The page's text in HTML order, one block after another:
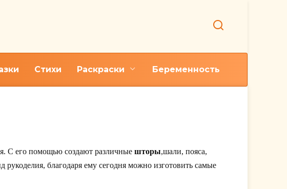
Стихи Раскраски Беременность
С его помощью создают различные шторы,шали, пояса,
благодаря ему сегодня можно изготовить самые